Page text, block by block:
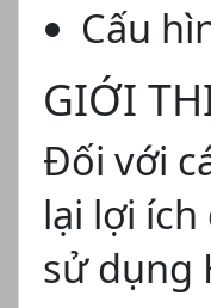
Cấu
GIỚI
Đối với
lại lợi
sử dụng